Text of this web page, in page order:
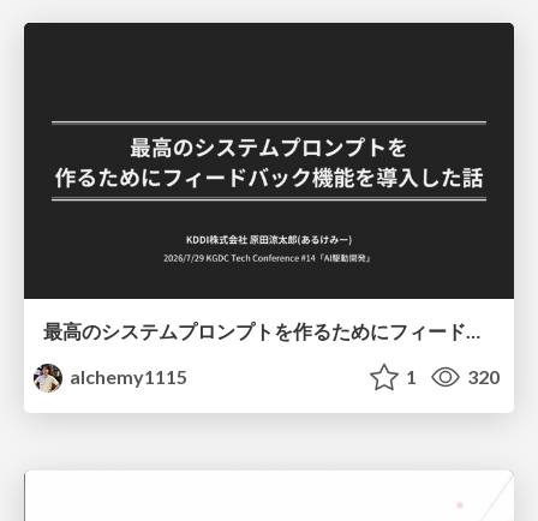
alchemy1115
1 320